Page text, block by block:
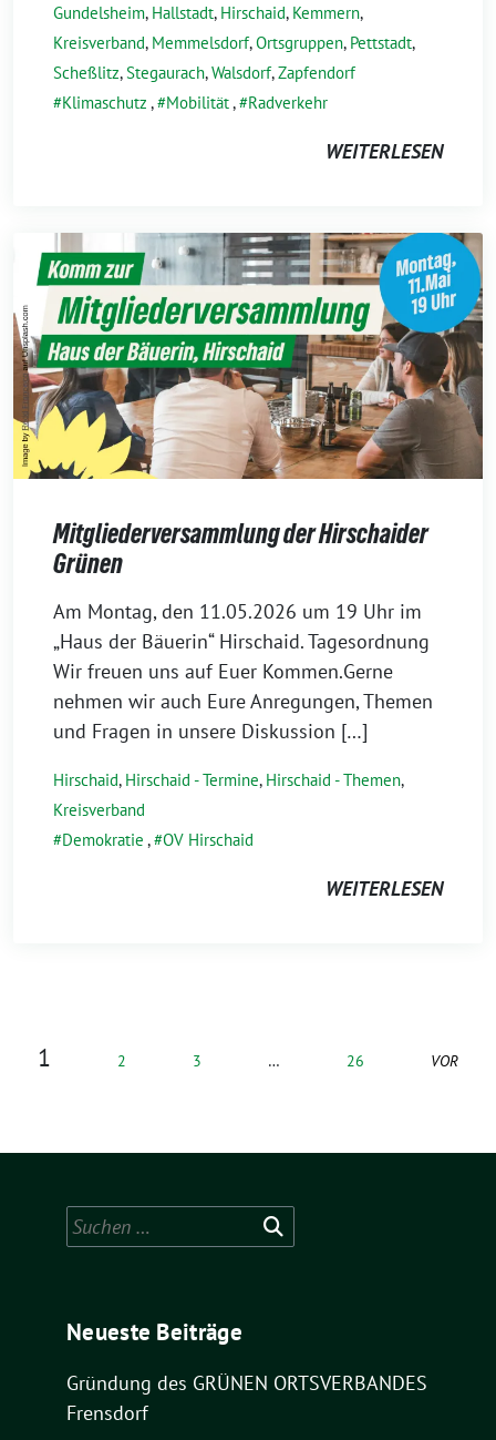
Gundelsheim, Hallstadt, Hirschaid, Kemmern,
Kreisverband, Memmelsdorf,Ortsgruppen, Pettstadt,
Scheßlitz,Stegaurach,Walsdorf,Zapfendorf
Klimaschutz , Mobilität, Radverkehr
WEITERLESEN
Mitgliederversammlung der Hirschaider
Grünen
30.
April
2026
Am Montag, den 11.05.2026 um 19 Uhr im
„Haus der Bäuerin“ Hirschaid. Tagesordnung
Wir freuen uns auf Euer Kommen.Gerne
nehmen wir auch Eure Anregungen, Themen
und Fragen in unsere Diskussion […]
Hirschaid, Hirschaid - Termine, Hirschaid - Themen,
Kreisverband
Demokratie , OV Hirschaid
WEITERLESEN
1 2 3 … 26 VOR
Suchen
nach:
Neueste Beiträge
Gründung des GRÜNEN ORTSVERBANDES
Frensdorf